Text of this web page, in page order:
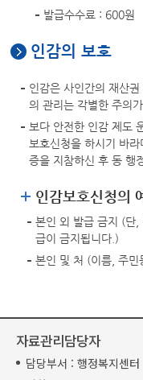
발급수수료 : 600원
인감의 보호
인감은 사인간의 재산
의 관리는 각별한 주의
보다 안전한 인감 제도
보호신청을 하시기 바
증을 지참하신 후 동 행
인감보호신청의
본인 외 발급 금지 (단,
급이 금지됩니다.)
본인 및 처 (이름, 주민
자료관리담당자
담당부서 : 행정복지센터